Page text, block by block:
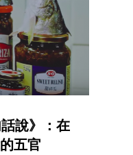
說》：在
五官